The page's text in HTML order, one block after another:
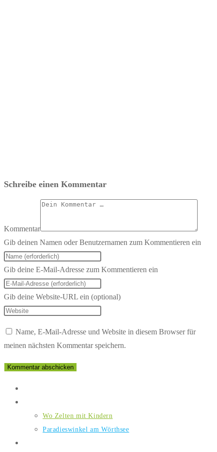
Schreibe einen Kommentar
Kommentar
Gib deinen Namen oder Benutzernamen zum Kommentieren ein
Gib deine E-Mail-Adresse zum Kommentieren ein
Gib deine Website-URL ein (optional)
Name, E-Mail-Adresse und Website in diesem Browser für
meinen nächsten Kommentar speichern.
Wo Zelten mit Kindern
Paradieswinkel am Wörthsee